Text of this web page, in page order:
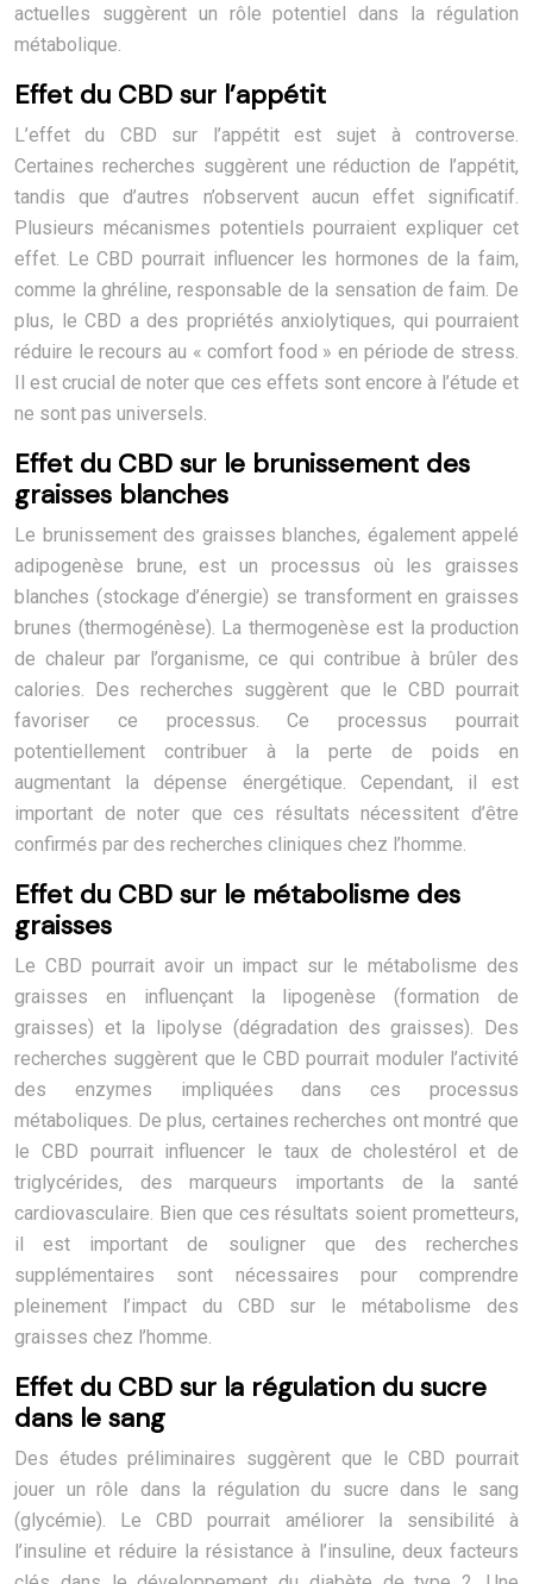
actuelles suggèrent un rôle potentiel dans la régulation
métabolique.
Effet du CBD sur l’appétit
L’effet du CBD sur l’appétit est sujet à controverse.
Certaines recherches suggèrent une réduction de l’appétit,
tandis que d’autres n’observent aucun effet significatif.
Plusieurs mécanismes potentiels pourraient expliquer cet
effet. Le CBD pourrait influencer les hormones de la faim,
comme la ghréline, responsable de la sensation de faim. De
plus, le CBD a des propriétés anxiolytiques, qui pourraient
réduire le recours au « comfort food » en période de stress.
Il est crucial de noter que ces effets sont encore à l’étude et
ne sont pas universels.
Effet du CBD sur le brunissement des
graisses blanches
Le brunissement des graisses blanches, également appelé
adipogenèse brune, est un processus où les graisses
blanches (stockage d’énergie) se transforment en graisses
brunes (thermogénèse). La thermogenèse est la production
de chaleur par l’organisme, ce qui contribue à brûler des
calories. Des recherches suggèrent que le CBD pourrait
favoriser ce processus. Ce processus pourrait
potentiellement contribuer à la perte de poids en
augmentant la dépense énergétique. Cependant, il est
important de noter que ces résultats nécessitent d’être
confirmés par des recherches cliniques chez l’homme.
Effet du CBD sur le métabolisme des
graisses
Le CBD pourrait avoir un impact sur le métabolisme des
graisses en influençant la lipogenèse (formation de
graisses) et la lipolyse (dégradation des graisses). Des
recherches suggèrent que le CBD pourrait moduler l’activité
des enzymes impliquées dans ces processus
métaboliques. De plus, certaines recherches ont montré que
le CBD pourrait influencer le taux de cholestérol et de
triglycérides, des marqueurs importants de la santé
cardiovasculaire. Bien que ces résultats soient prometteurs,
il est important de souligner que des recherches
supplémentaires sont nécessaires pour comprendre
pleinement l’impact du CBD sur le métabolisme des
graisses chez l’homme.
Effet du CBD sur la régulation du sucre
dans le sang
Des études préliminaires suggèrent que le CBD pourrait
jouer un rôle dans la régulation du sucre dans le sang
(glycémie). Le CBD pourrait améliorer la sensibilité à
l’insuline et réduire la résistance à l’insuline, deux facteurs